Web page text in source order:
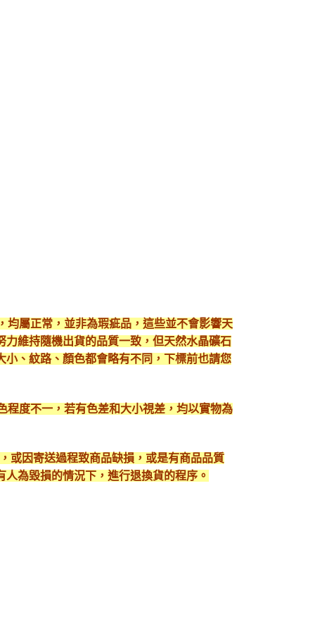
均屬正常，並非為瑕疵品，這些並不會影響天
維持隨機出貨的品質一致，但天然水晶礦石
、紋路、顏色都會略有不同，下標前也請您
程度不一，若有色差和大小視差，均以實物為
或因寄送過程致商品缺損，或是有商品品質
為毀損的情況下，進行退換貨的程序。